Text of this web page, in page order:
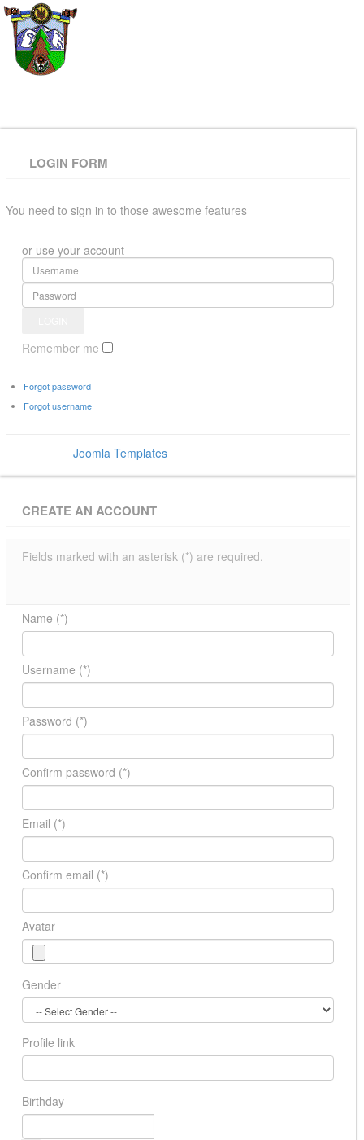
LOGIN FORM
You need to sign in to those awesome features
or use your account
Remember me
Forgot password
Forgot username
Joomla Templates
CREATE AN ACCOUNT
Fields marked with an asterisk (*) are required.
Name (*)
Username (*)
Password (*)
Confirm password (*)
Email (*)
Confirm email (*)
Avatar
Gender
Profile link
Birthday